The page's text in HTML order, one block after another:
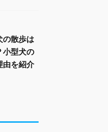
の散歩は
小型犬の
由を紹介